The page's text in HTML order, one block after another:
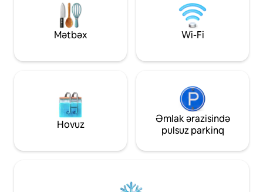
pilləkən bir qədər dikdir, buna görə də
təəssüf ki, hər kəs üçün rahat olmaya
Vodafone adsl
televizor və
etibarən
Mətbəx Wi-Fi
Hovuz
Əmlak ərazisində
pulsuz parkinq